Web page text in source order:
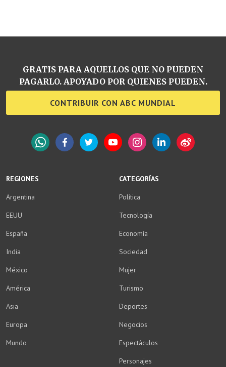
REGIONES
Argentina
EEUU
España
India
México
América
Asia
Europa
Mundo
CATEGORÍAS
Política
Tecnología
Economía
Sociedad
Mujer
Turismo
Deportes
Negocios
Espectáculos
Personajes
GRATIS PARA AQUELLOS QUE NO PUEDEN
PAGARLO. APOYADO POR QUIENES PUEDEN.
CONTRIBUIR CON ABC MUNDIAL